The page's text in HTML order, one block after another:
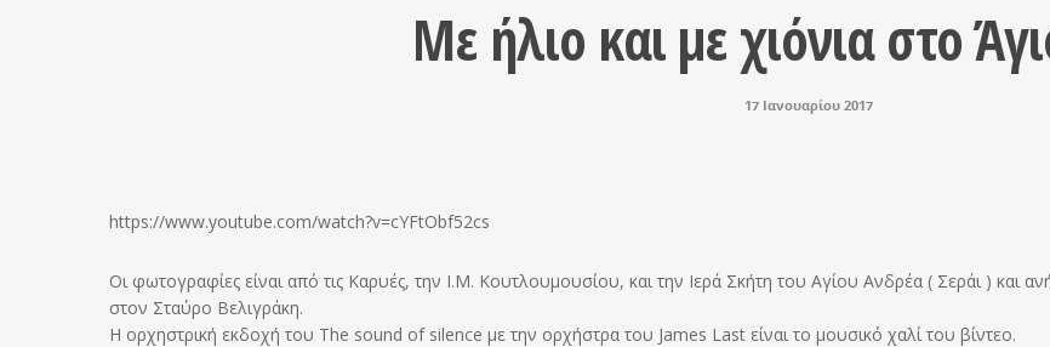
Με ήλιο και με χιόνια στο
17 Ιανουαρίου 2017
https://www.youtube.com/watch?v=cYFtObf52cs
Οι φωτογραφίες είναι από τις Καρυές, την Ι.Μ. Κουτλουμουσίου, και την Ιερά Σκήτη του Αγίου Ανδρέα ( Σεράι ) και
στον Σταύρο Βελιγράκη.
Η ορχηστρική εκδοχή του The sound of silence με την ορχήστρα του James Last είναι το μουσικό χαλί του βίντεο.